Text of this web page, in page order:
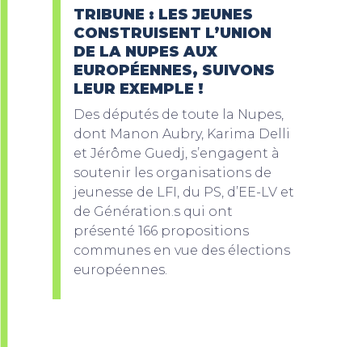
TRIBUNE : LES JEUNES
CONSTRUISENT L’UNION
DE LA NUPES AUX
EUROPÉENNES, SUIVONS
LEUR EXEMPLE !
Des députés de toute la Nupes,
dont Manon Aubry, Karima Delli
et Jérôme Guedj, s’engagent à
soutenir les organisations de
jeunesse de LFI, du PS, d’EE-LV et
de Génération.s qui ont
présenté 166 propositions
communes en vue des élections
européennes.